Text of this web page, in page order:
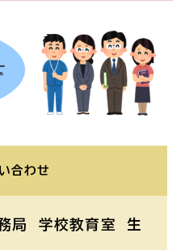
合わせ
局 学校教育室 生